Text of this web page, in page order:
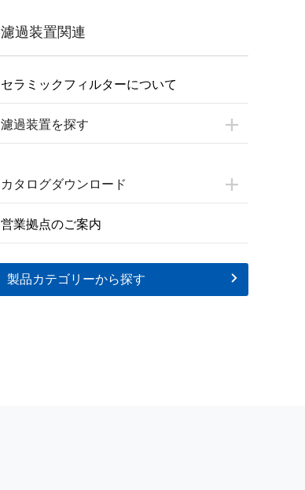
濾過装置関連
セラミックフィルターについて
濾過装置を探す
カタログダウンロード
営業拠点のご案内
製品カテゴリーから探す